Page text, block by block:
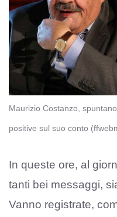
Maurizio Costanzo,
positive sul suo conto
In queste ore, al
tanti bei messaggi,
Vanno registrate,